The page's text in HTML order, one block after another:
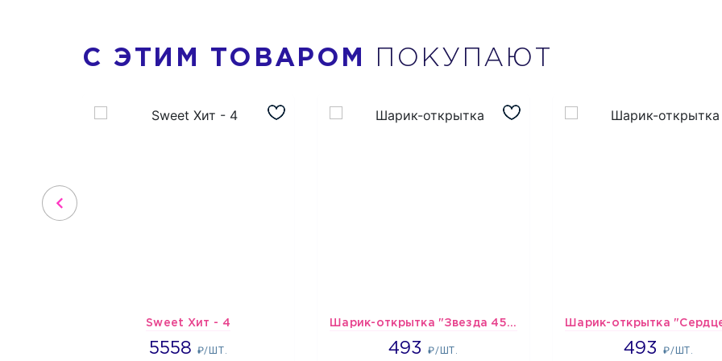
С ЭТИМ ТОВАРОМ ПОКУПАЮТ
Sweet Хит - 4
5558 ₽/ШТ.
5558 Шарик-открытка "Звезда 45 см" №1
493₽/ШТ.
493
493₽/ШТ.
493